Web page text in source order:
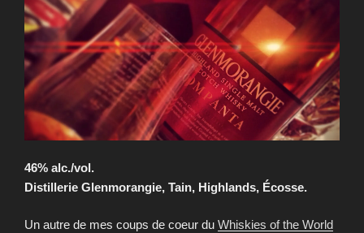
46% alc./vol.
Distillerie Glenmorangie, Tain, Highlands, Écosse.
Un autre de mes coups de coeur du Whiskies of the World